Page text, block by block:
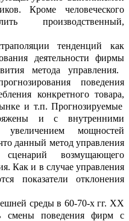
. Кроме человеческого
производственный,
тенденций как
деятельности фирмы
метода управления.
ирования поведения
конкретного товара,
и т.п. Прогнозируемые
и с внутренними
мощностей
данный метод управления
сценарий возмущающего
. Как и в случае управления
показатели отклонения
среды в 60-70-х гг. XX
смены поведения фирм с